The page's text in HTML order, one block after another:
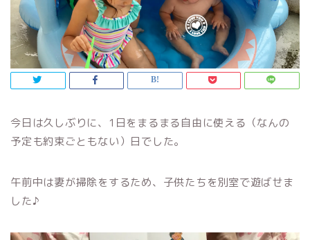
今日は久しぶりに、1日をまるまる自由に使える（なんの
予定も約束ごともない）日でした。
午前中は妻が掃除をするため、子供たちを別室で遊ばせま
した♪